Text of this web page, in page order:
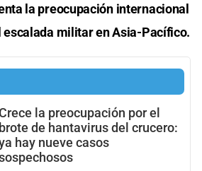
la preocupación internacional
escalada militar en Asia-Pacífico.
Crece la preocupación por el
brote de hantavirus del crucero:
hay nueve casos